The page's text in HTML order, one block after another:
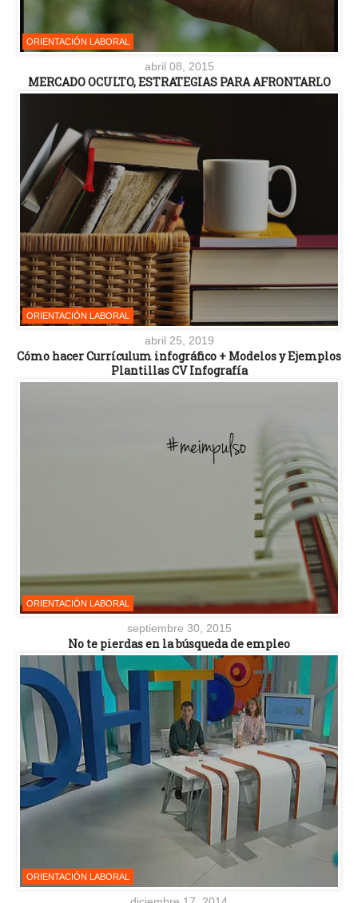
ORIENTACIÓN LABORAL
abril 08, 2015
MERCADO OCULTO, ESTRATEGIAS PARA AFRONTARLO
ORIENTACIÓN LABORAL
abril 25, 2019
Cómo hacer Currículum infográfico + Modelos y Ejemplos
Plantillas CV Infografía
ORIENTACIÓN LABORAL
septiembre 30, 2015
No te pierdas en la búsqueda de empleo
ORIENTACIÓN LABORAL